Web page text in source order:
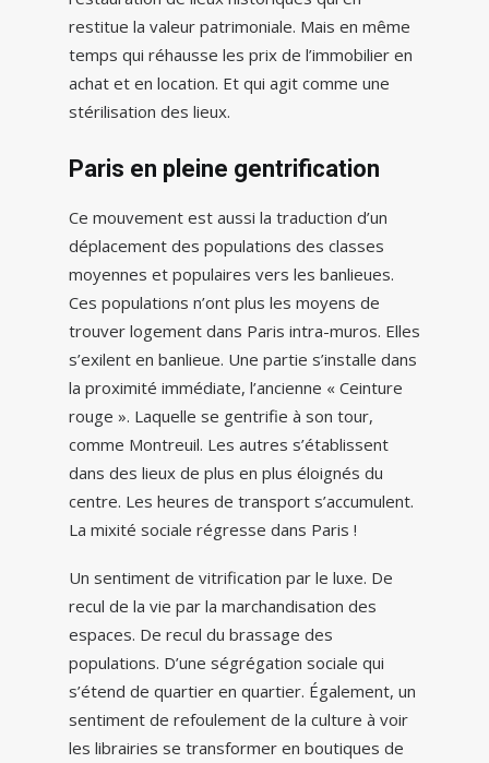
restitue la valeur patrimoniale. Mais en même
temps qui réhausse les prix de l’immobilier en
achat et en location. Et qui agit comme une
stérilisation des lieux.
Paris en pleine gentrification
Ce mouvement est aussi la traduction d’un
déplacement des populations des classes
moyennes et populaires vers les banlieues.
Ces populations n’ont plus les moyens de
trouver logement dans Paris intra-muros. Elles
s’exilent en banlieue. Une partie s’installe dans
la proximité immédiate, l’ancienne « Ceinture
rouge ». Laquelle se gentrifie à son tour,
comme Montreuil. Les autres s’établissent
dans des lieux de plus en plus éloignés du
centre. Les heures de transport s’accumulent.
La mixité sociale régresse dans Paris !
Un sentiment de vitrification par le luxe. De
recul de la vie par la marchandisation des
espaces. De recul du brassage des
populations. D’une ségrégation sociale qui
s’étend de quartier en quartier. Également, un
sentiment de refoulement de la culture à voir
les librairies se transformer en boutiques de